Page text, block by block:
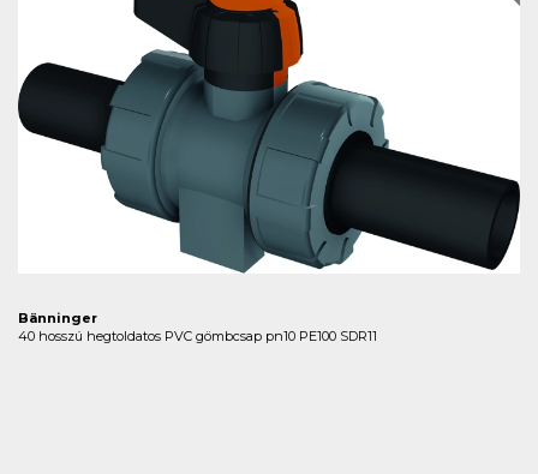
Bänninger
40 hosszú hegtoldatos PVC gömbcsap pn10 PE100 SDR11